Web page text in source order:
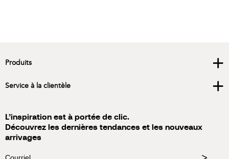
Produits +
Service à la clientèle +
L’inspiration est à portée de clic.
Découvrez les dernières tendances et les nouveaux
arrivages